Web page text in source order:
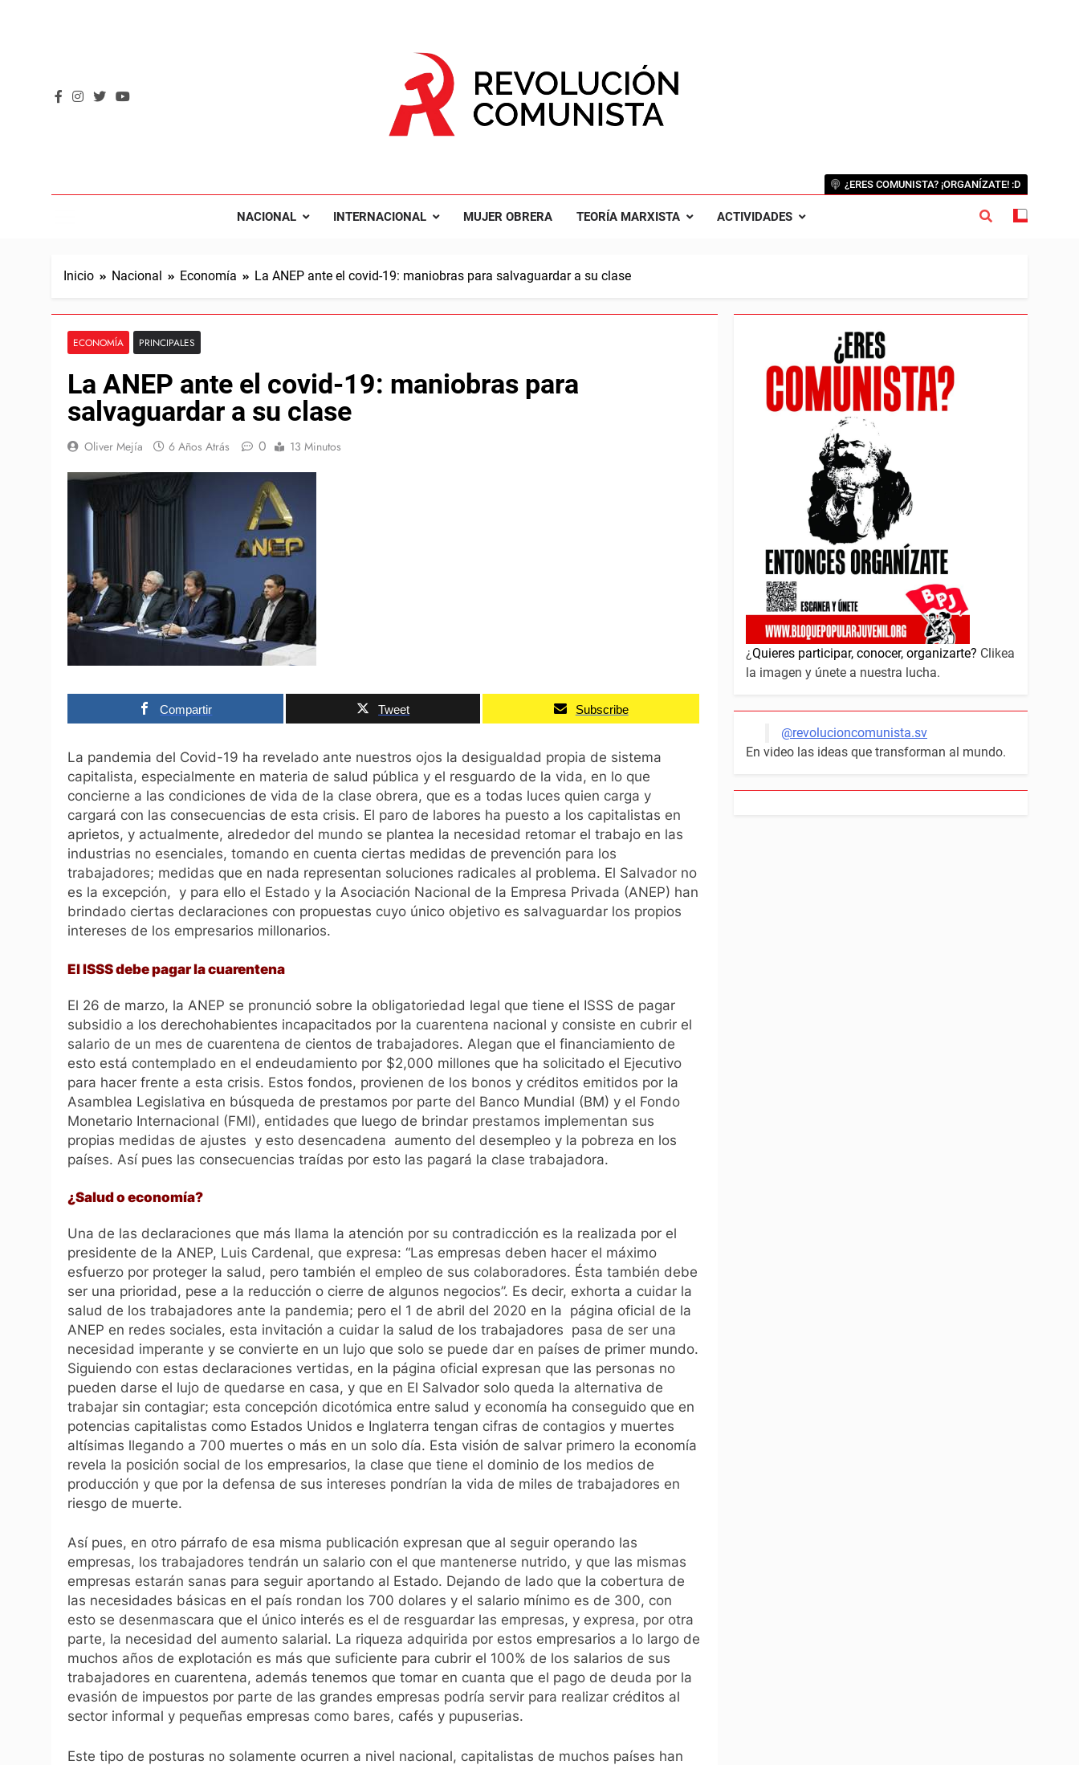
NACIONAL INTERNACIONAL MUJER OBRERA TEORÍA MARXISTA ACTIVIDADES
¿ERES COMUNISTA? ¡ORGANÍZATE! :D
Inicio Nacional Economía La ANEP ante el covid-19: maniobras para salvaguardar a su clase
ECONOMÍA PRINCIPALES
La ANEP ante el covid-19: maniobras para
salvaguardar a su clase
Oliver Mejía 6 Años Atrás 0 13 Minutos
Compartir Tweet Subscribe
La pandemia del Covid-19 ha revelado ante nuestros ojos la desigualdad propia de sistema
capitalista, especialmente en materia de salud pública y el resguardo de la vida, en lo que
concierne a las condiciones de vida de la clase obrera, que es a todas luces quien carga y
cargará con las consecuencias de esta crisis. El paro de labores ha puesto a los capitalistas en
aprietos, y actualmente, alrededor del mundo se plantea la necesidad retomar el trabajo en las
industrias no esenciales, tomando en cuenta ciertas medidas de prevención para los
trabajadores; medidas que en nada representan soluciones radicales al problema. El Salvador no
es la excepción, y para ello el Estado y la Asociación Nacional de la Empresa Privada (ANEP) han
brindado ciertas declaraciones con propuestas cuyo único objetivo es salvaguardar los propios
intereses de los empresarios millonarios.
El ISSS debe pagar la cuarentena
El 26 de marzo, la ANEP se pronunció sobre la obligatoriedad legal que tiene el ISSS de pagar
subsidio a los derechohabientes incapacitados por la cuarentena nacional y consiste en cubrir el
salario de un mes de cuarentena de cientos de trabajadores. Alegan que el financiamiento de
esto está contemplado en el endeudamiento por $2,000 millones que ha solicitado el Ejecutivo
para hacer frente a esta crisis. Estos fondos, provienen de los bonos y créditos emitidos por la
Asamblea Legislativa en búsqueda de prestamos por parte del Banco Mundial (BM) y el Fondo
Monetario Internacional (FMI), entidades que luego de brindar prestamos implementan sus
propias medidas de ajustes y esto desencadena aumento del desempleo y la pobreza en los
países. Así pues las consecuencias traídas por esto las pagará la clase trabajadora.
¿Salud o economía?
Una de las declaraciones que más llama la atención por su contradicción es la realizada por el
presidente de la ANEP, Luis Cardenal, que expresa: “Las empresas deben hacer el máximo
esfuerzo por proteger la salud, pero también el empleo de sus colaboradores. Ésta también debe
ser una prioridad, pese a la reducción o cierre de algunos negocios”. Es decir, exhorta a cuidar la
salud de los trabajadores ante la pandemia; pero el 1 de abril del 2020 en la página oficial de la
ANEP en redes sociales, esta invitación a cuidar la salud de los trabajadores pasa de ser una
necesidad imperante y se convierte en un lujo que solo se puede dar en países de primer mundo.
Siguiendo con estas declaraciones vertidas, en la página oficial expresan que las personas no
pueden darse el lujo de quedarse en casa, y que en El Salvador solo queda la alternativa de
trabajar sin contagiar; esta concepción dicotómica entre salud y economía ha conseguido que en
potencias capitalistas como Estados Unidos e Inglaterra tengan cifras de contagios y muertes
altísimas llegando a 700 muertes o más en un solo día. Esta visión de salvar primero la economía
revela la posición social de los empresarios, la clase que tiene el dominio de los medios de
producción y que por la defensa de sus intereses pondrían la vida de miles de trabajadores en
riesgo de muerte.
Así pues, en otro párrafo de esa misma publicación expresan que al seguir operando las
empresas, los trabajadores tendrán un salario con el que mantenerse nutrido, y que las mismas
empresas estarán sanas para seguir aportando al Estado. Dejando de lado que la cobertura de
las necesidades básicas en el país rondan los 700 dolares y el salario mínimo es de 300, con
esto se desenmascara que el único interés es el de resguardar las empresas, y expresa, por otra
parte, la necesidad del aumento salarial. La riqueza adquirida por estos empresarios a lo largo de
muchos años de explotación es más que suficiente para cubrir el 100% de los salarios de sus
trabajadores en cuarentena, además tenemos que tomar en cuanta que el pago de deuda por la
evasión de impuestos por parte de las grandes empresas podría servir para realizar créditos al
sector informal y pequeñas empresas como bares, cafés y pupuserias.
Este tipo de posturas no solamente ocurren a nivel nacional, capitalistas de muchos países han
¿Quieres participar, conocer, organizarte? Clikea
la imagen y únete a nuestra lucha.
@revolucioncomunista.sv
En video las ideas que transforman al mundo.